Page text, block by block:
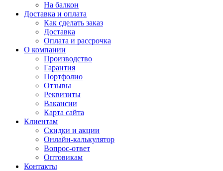
На балкон
Доставка и оплата
Как сделать заказ
Доставка
Оплата и рассрочка
О компании
Производство
Гарантия
Портфолио
Отзывы
Реквизиты
Вакансии
Карта сайта
Клиентам
Скидки и акции
Онлайн-калькулятор
Вопрос-ответ
Оптовикам
Контакты